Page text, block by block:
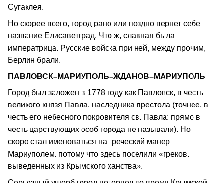
Сугаклея.
Но скорее всего, город рано или поздно вернет себе
название Елисаветград. Что ж, славная была
императрица. Русские войска при ней, между прочим,
Берлин брали.
ПАВЛОВСК–МАРИУПОЛЬ–ЖДАНОВ–МАРИУПОЛЬ
Город был заложен в 1778 году как Павловск, в честь
великого князя Павла, наследника престола (точнее, в
честь его небесного покровителя св. Павла: прямо в
честь царствующих особ города не называли). Но
скоро стал именоваться на греческий манер
Мариуполем, потому что здесь поселили «греков,
выведенных из Крымского ханства».